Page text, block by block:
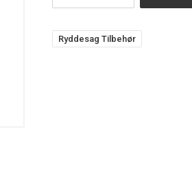
Ryddesag Tilbehør